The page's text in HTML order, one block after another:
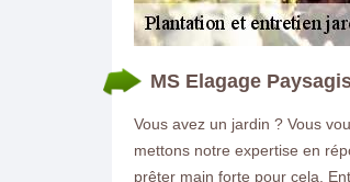
MS Elagage
Vous avez un jardin ? Vous
mettons notre expertise en
prêter main forte pour cela.